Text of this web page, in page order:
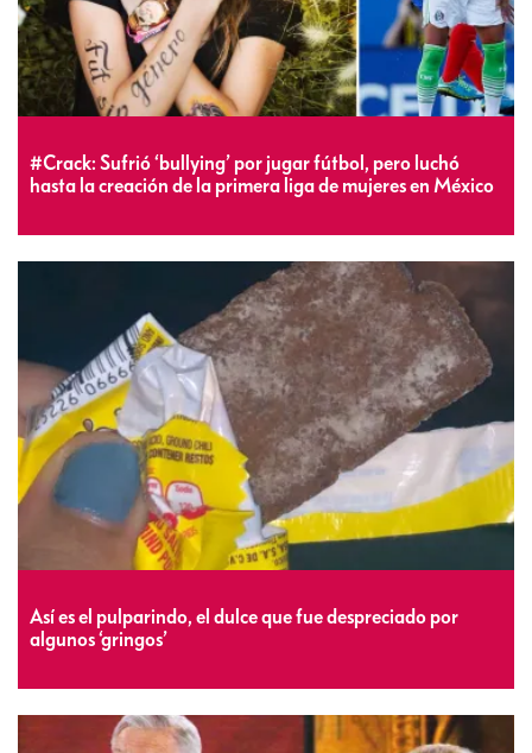
#Crack: Sufrió ‘bullying’ por jugar fútbol, pero luchó
hasta la creación de la primera liga de mujeres en México
Así es el pulparindo, el dulce que fue despreciado por
algunos ‘gringos’